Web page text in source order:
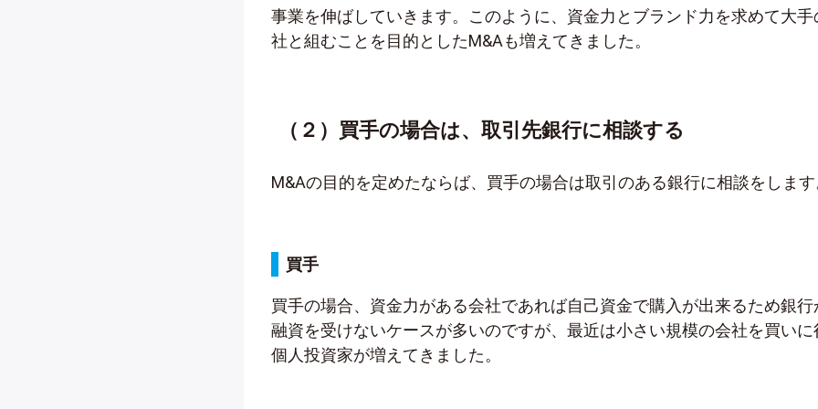
事業を伸ばしていきます。このように、資金力とブランド力を求めて大手
社と組むことを目的としたM&Aも増えてきました。
（２）買手の場合は、取引先銀行に相談する
M&Aの目的を定めたならば、買手の場合は取引のある銀行に相談をします
買手
買手の場合、資金力がある会社であれば自己資金で購入が出来るため銀行
融資を受けないケースが多いのですが、最近は小さい規模の会社を買いに
個人投資家が増えてきました。